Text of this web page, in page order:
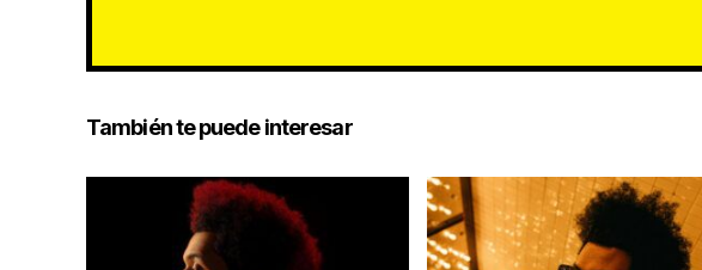
También te puede interesar